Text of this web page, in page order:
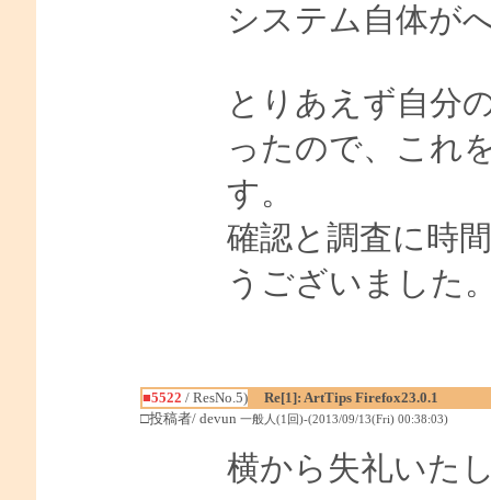
システム自体が
とりあえず自分
ったので、これ
す。
確認と調査に時
うございました
■5522 / ResNo.5)
Re[1]: ArtTips Firefox23.0.1
□投稿者/ devun 一般人(1回)-(2013/09/13(Fri) 00:38:03)
横から失礼いた